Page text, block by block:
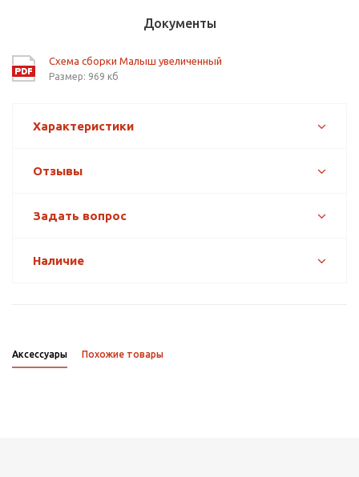
Документы
Схема сборки Малыш увеличенный
Размер: 969 кб
Характеристики
Отзывы
Задать вопрос
Наличие
Аксессуары Похожие товары